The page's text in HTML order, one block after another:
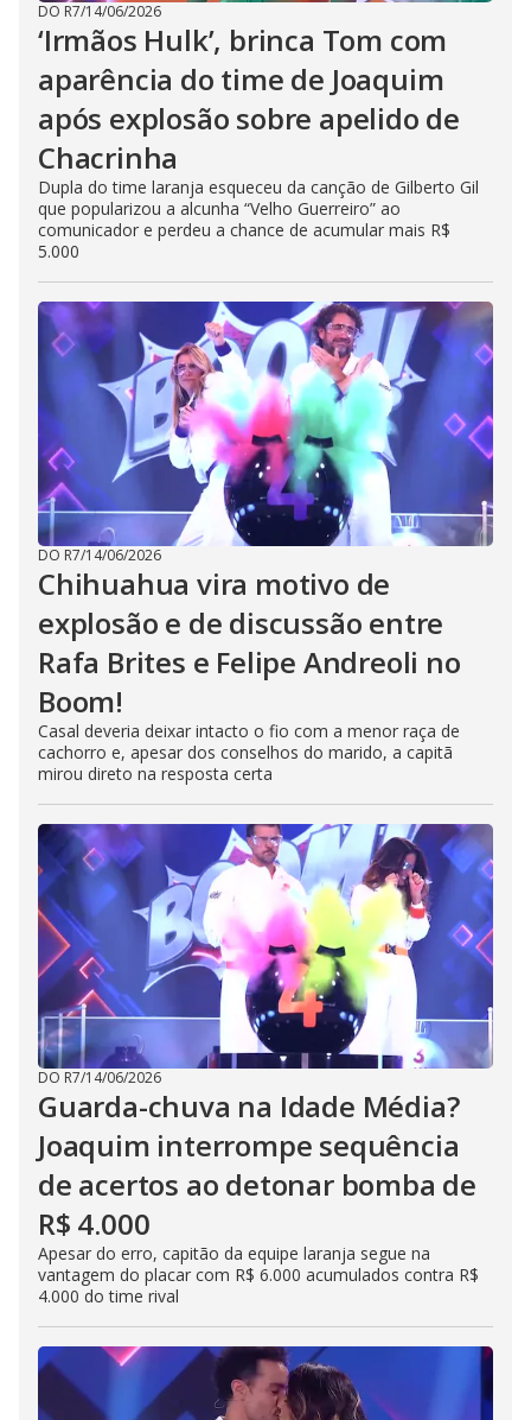
DO R7/14/06/2026
‘Irmãos Hulk’, brinca Tom com
aparência do time de Joaquim
após explosão sobre apelido de
Chacrinha
Dupla do time laranja esqueceu da canção de Gilberto Gil
que popularizou a alcunha “Velho Guerreiro” ao
comunicador e perdeu a chance de acumular mais R$
5.000
DO R7/14/06/2026
Chihuahua vira motivo de
explosão e de discussão entre
Rafa Brites e Felipe Andreoli no
Boom!
Casal deveria deixar intacto o fio com a menor raça de
cachorro e, apesar dos conselhos do marido, a capitã
mirou direto na resposta certa
DO R7/14/06/2026
Guarda-chuva na Idade Média?
Joaquim interrompe sequência
de acertos ao detonar bomba de
R$ 4.000
Apesar do erro, capitão da equipe laranja segue na
vantagem do placar com R$ 6.000 acumulados contra R$
4.000 do time rival